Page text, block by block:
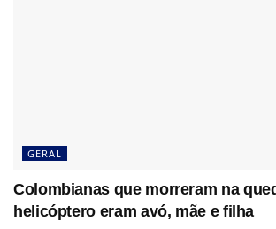
GERAL
Colombianas que morreram na
helicóptero eram avó, mãe e filha